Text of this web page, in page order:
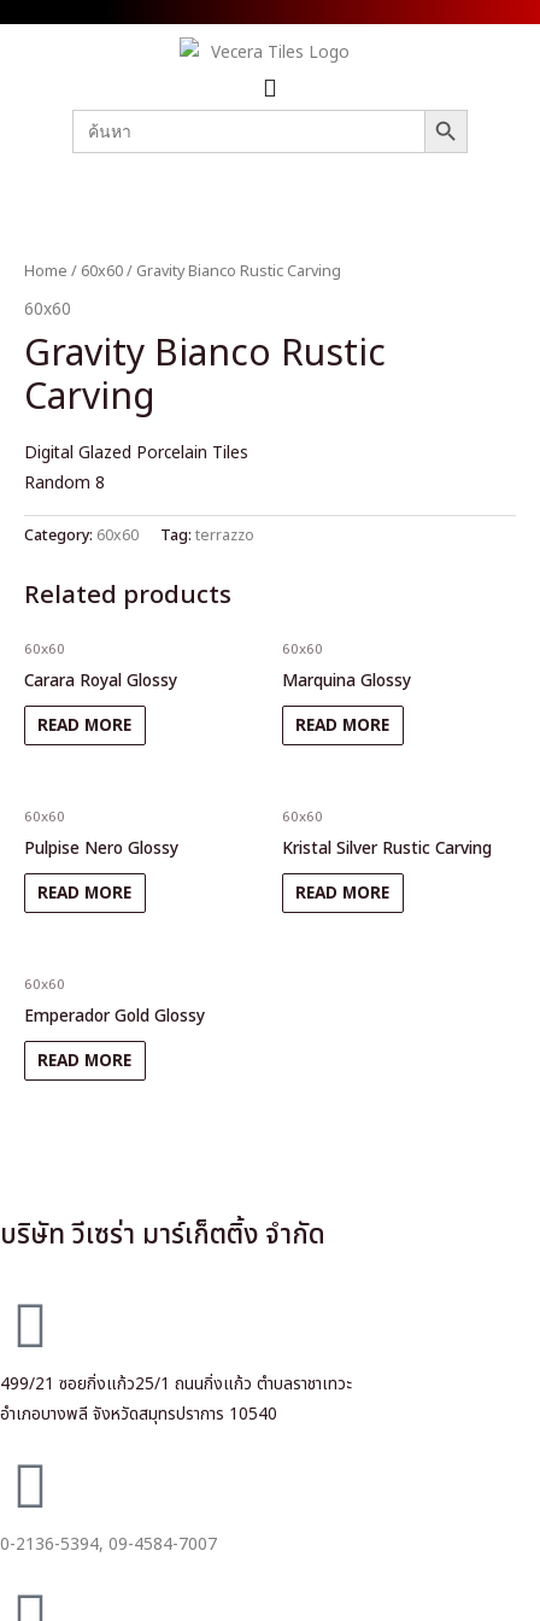
Search
for:
SEARCH BUTTON
Home / 60x60/ Gravity Bianco Rustic Carving
60x60
Gravity Bianco Rustic
Carving
Digital Glazed Porcelain Tiles
Random 8
Category: 60x60 Tag: terrazzo
Related products
60x60
Carara Royal Glossy
READ MORE
60x60
Marquina Glossy
READ MORE
60x60
Pulpise Nero Glossy
READ MORE
60x60
Kristal Silver Rustic Carving
READ MORE
60x60
Emperador Gold Glossy
READ MORE
บริษัท วีเซร่า มาร์เก็ตติ้ง จำกัด
499/21 ซอยกิ่งแก้ว25/1 ถนนกิ่งแก้ว ตำบลราชาเทวะ
อำเภอบางพลี จังหวัดสมุทรปราการ 10540
0-2136-5394, 09-4584-7007